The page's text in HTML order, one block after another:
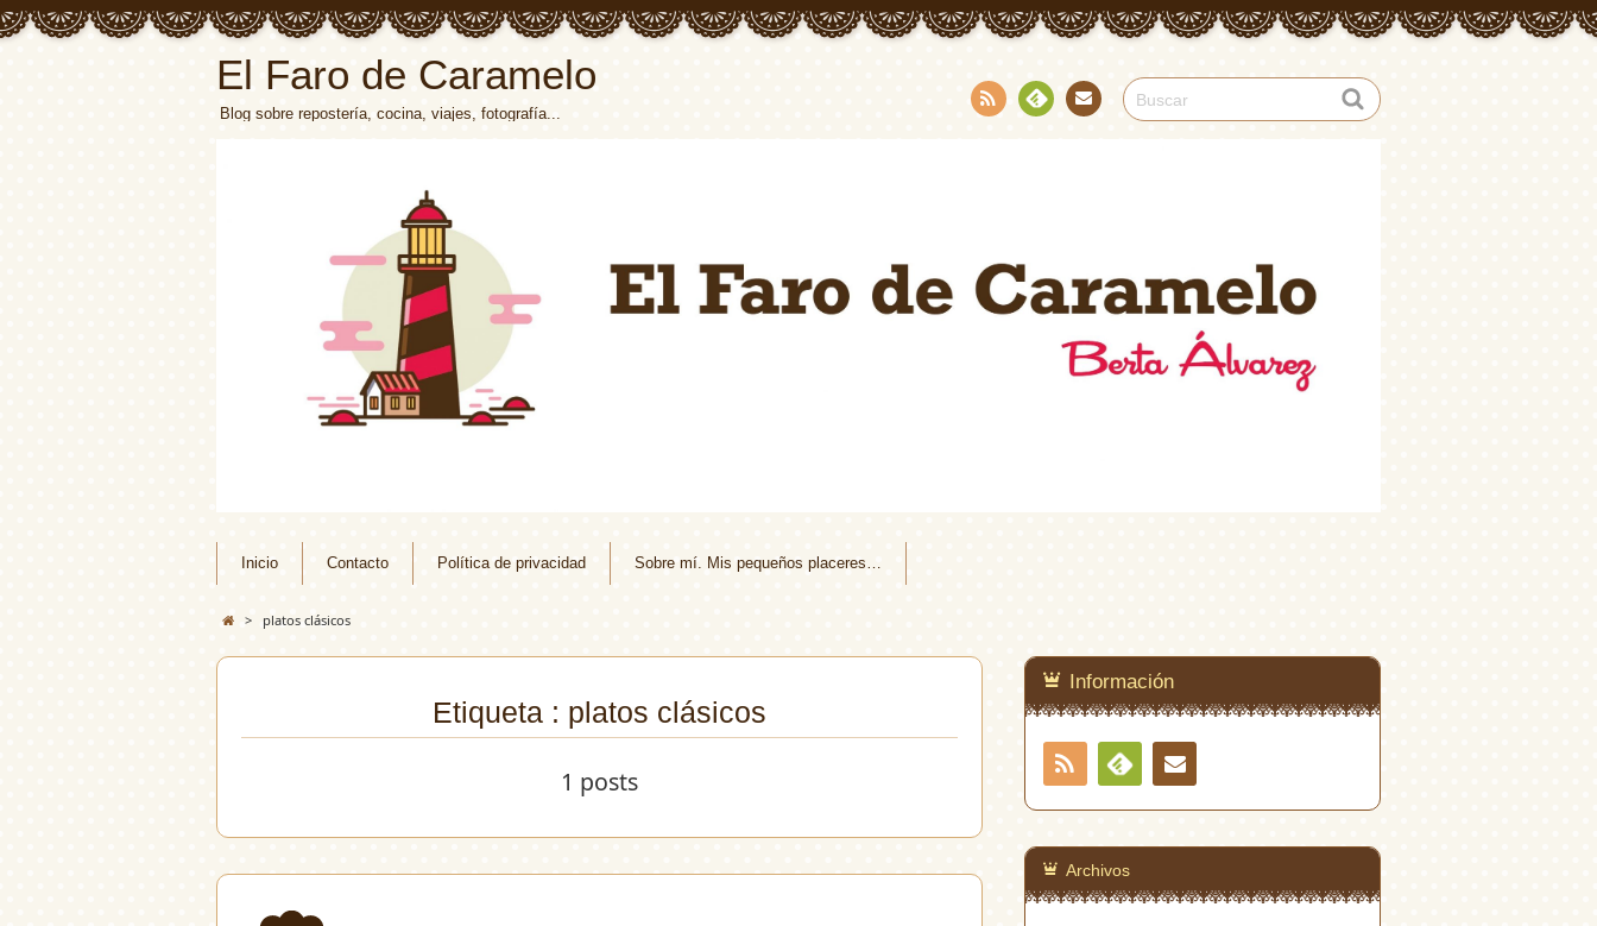
El Faro de Caramelo
Blog sobre repostería, cocina, viajes, fotografía...
Inicio Contacto Política de privacidad Sobre mí. Mis pequeños placeres…
> platos clásicos
Etiqueta : platos clásicos
1 posts
Información
RSS
Feedly
Archivos